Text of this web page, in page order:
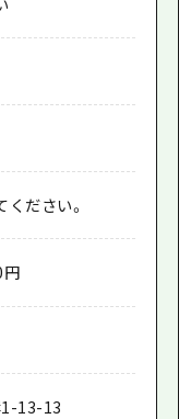
ださい。
円
13-13